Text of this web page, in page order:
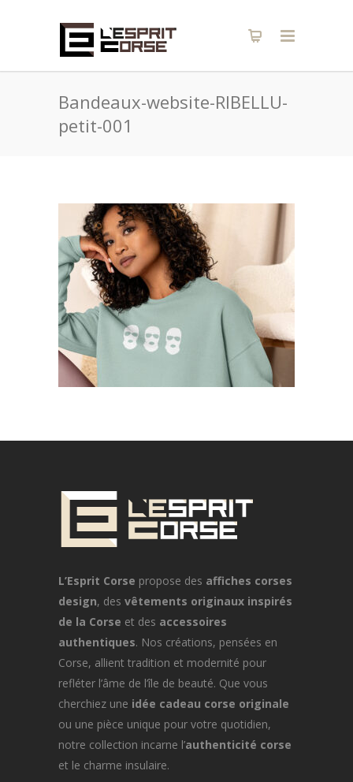
Bandeaux-website-RIBELLU-
petit-001
L’Esprit Corse propose des affiches corses
design, des vêtements originaux inspirés
de la Corse et des accessoires
authentiques. Nos créations, pensées en
Corse, allient tradition et modernité pour
refléter l’âme de l’île de beauté. Que vous
cherchiez une idée cadeau corse originale
ou une pièce unique pour votre quotidien,
notre collection incarne l’authenticité corse
et le charme insulaire.